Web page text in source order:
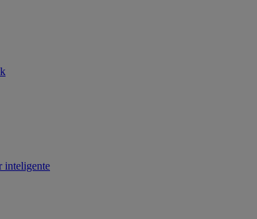
inteligente